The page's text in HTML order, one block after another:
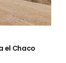
el Chaco